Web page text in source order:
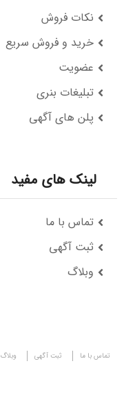
نکات فروش
خرید و فروش سریع
عضویت
تبلیغات بنری
پلن های آگهی
لینک های مفید
تماس با ما
ثبت آگهی
وبلاگ
تماس با ما ثبت آگهی وبلاگ